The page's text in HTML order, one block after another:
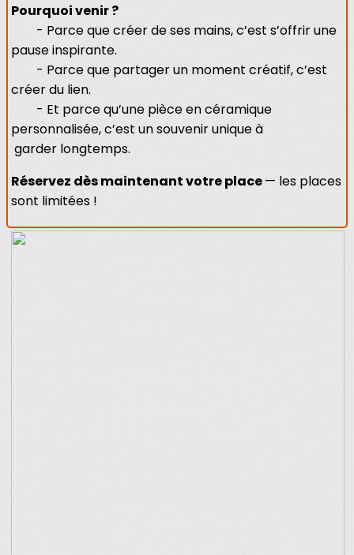
Pourquoi venir ?
- Parce que créer de ses mains, c’est s’offrir une
pause inspirante.
- Parce que partager un moment créatif, c’est
créer du lien.
- Et parce qu’une pièce en céramique
personnalisée, c’est un souvenir unique à
garder longtemps.
Réservez dès maintenant votre place— les places
sont limitées !